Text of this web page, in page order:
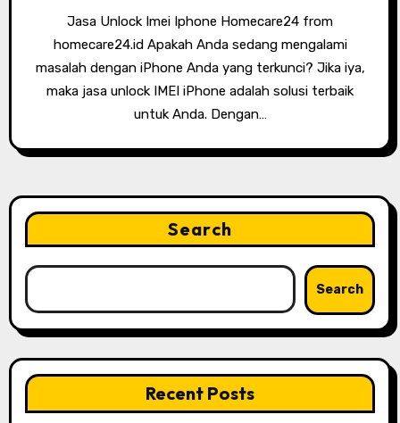
Jasa Unlock Imei Iphone Homecare24 from
homecare24.id Apakah Anda sedang mengalami
masalah dengan iPhone Anda yang terkunci? Jika iya,
maka jasa unlock IMEI iPhone adalah solusi terbaik
untuk Anda. Dengan…
Search
Search
Recent Posts